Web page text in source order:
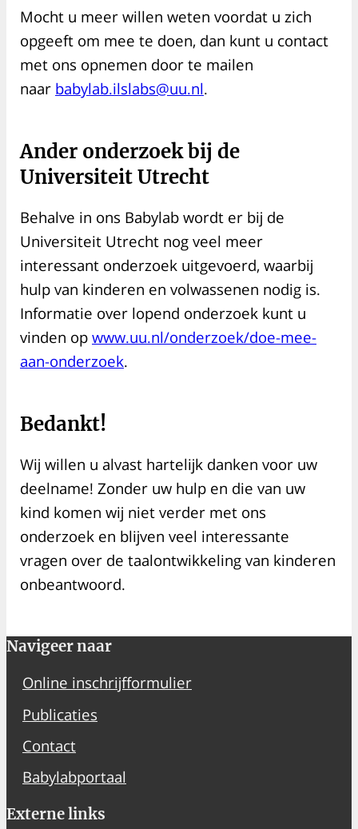
Mocht u meer willen weten voordat u zich
opgeeft om mee te doen, dan kunt u contact
met ons opnemen door te mailen
naar babylab.ilslabs@uu.nl.
Ander onderzoek bij de
Universiteit Utrecht
Behalve in ons Babylab wordt er bij de
Universiteit Utrecht nog veel meer
interessant onderzoek uitgevoerd, waarbij
hulp van kinderen en volwassenen nodig is.
Informatie over lopend onderzoek kunt u
vinden op www.uu.nl/onderzoek/doe-mee-
aan-onderzoek.
Bedankt!
Wij willen u alvast hartelijk danken voor uw
deelname! Zonder uw hulp en die van uw
kind komen wij niet verder met ons
onderzoek en blijven veel interessante
vragen over de taalontwikkeling van kinderen
onbeantwoord.
Navigeer naar
Online inschrijfformulier
Publicaties
Contact
Babylabportaal
Externe links